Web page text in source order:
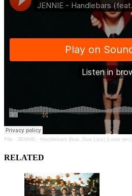
Fife · JENNIE - Handlebars (feat. Dua Lipa) (Loop ver.)
RELATED